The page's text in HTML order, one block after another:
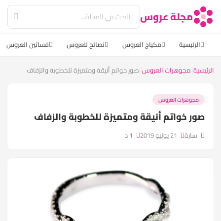
مجلة عروس
الرئيسية مكياج العروس نصائح للعروس فساتين العروس
الرئيسية مجوهرات العروس صور خواتم أنيقة ومتميزة للخطوبة والزفاف
مجوهرات العروس
صور خواتم أنيقة ومتميزة للخطوبة والزفاف
سارة